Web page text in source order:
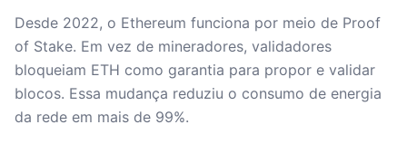
Desde 2022, o Ethereum funciona por meio de Proof
of Stake. Em vez de mineradores, validadores
bloqueiam ETH como garantia para propor e validar
blocos. Essa mudança reduziu o consumo de energia
da rede em mais de 99%.